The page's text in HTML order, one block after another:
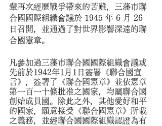
輩再次經歷戰爭帶來的苦難，三藩市聯
合國國際組織會議於 1945 年 6 月 26
日召開，並通過了對世界影響深遠的聯
合國憲章。
凡參加過三藩市聯合國國際組織會議或
先前於1942年1月1日簽署《聯合國宣
言》，簽署了《聯合國憲章》並依憲章
第一百一十條批准之國家，均屬聯合國
創始成員國。除此之外，其他愛好和平
的國家，願意接受《聯合國憲章》所載
之義務，並經聯合國國際組織認證為有